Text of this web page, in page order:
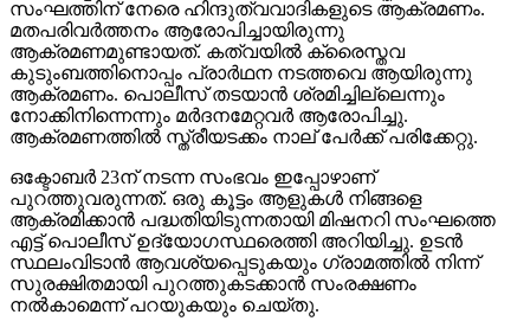
സംഘത്തിന് നേരെ ഹിന്ദുത്വവാദികളുടെ ആക്രമണം.
മതപരിവര്‍ത്തനം ആരോപിച്ചായിരുന്നു
ആക്രമണമുണ്ടായത്. കത്വയില്‍ ക്രൈസ്തവ
കുടുംബത്തിനൊപ്പം പ്രാര്‍ഥന നടത്തവെ ആയിരുന്നു
ആക്രമണം. പൊലീസ് തടയാന്‍ ശ്രമിച്ചില്ലെന്നും
നോക്കിനിന്നെന്നും മര്‍ദനമേറ്റവര്‍ ആരോപിച്ചു.
ആക്രമണത്തില്‍ സ്ത്രീയടക്കം നാല് പേര്‍ക്ക് പരിക്കേറ്റു.
ഒക്ടോബര്‍ 23ന് നടന്ന സംഭവം ഇപ്പോഴാണ്
പുറത്തുവരുന്നത്. ഒരു കൂട്ടം ആളുകള്‍ നിങ്ങളെ
ആക്രമിക്കാന്‍ പദ്ധതിയിടുന്നതായി മിഷനറി സംഘത്തെ
എട്ട് പൊലീസ് ഉദ്യോഗസ്ഥരെത്തി അറിയിച്ചു. ഉടന്‍
സ്ഥലംവിടാന്‍ ആവശ്യപ്പെടുകയും ഗ്രാമത്തില്‍ നിന്ന്
സുരക്ഷിതമായി പുറത്തുകടക്കാന്‍ സംരക്ഷണം
നല്‍കാമെന്ന് പറയുകയും ചെയ്തു.